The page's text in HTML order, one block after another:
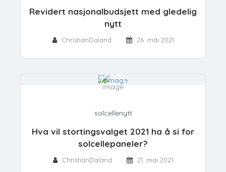
Revidert nasjonalbudsjett med gledelig
nytt
ChristianDaland 26. mai 2021
solcellenytt
Hva vil stortingsvalget 2021 ha å si for
solcellepaneler?
ChristianDaland 21. mai 2021